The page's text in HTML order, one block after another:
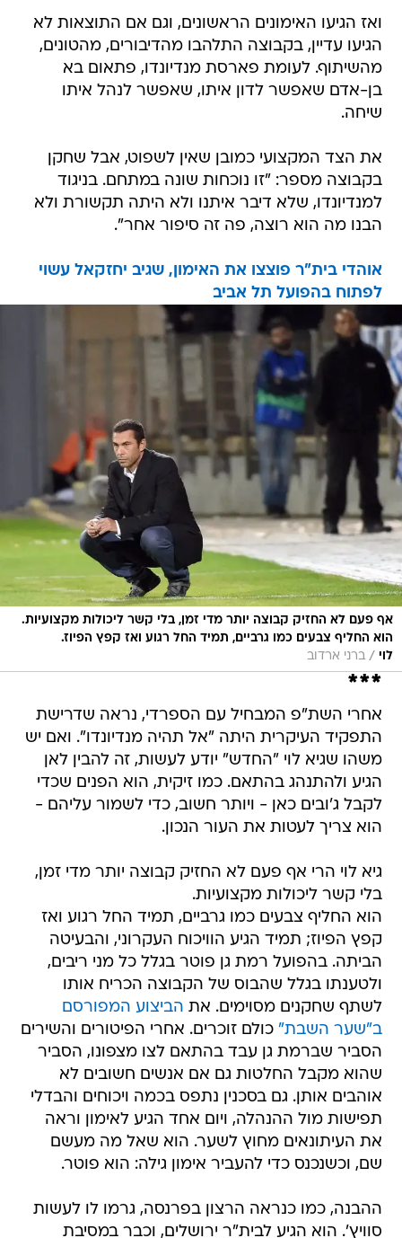
ואז הגיעו האימונים הראשונים, וגם אם התוצאות לא
הגיעו עדיין, בקבוצה התלהבו מהדיבורים, מהטונים,
מהשיתוף. לעומת פארסת מנדיונדו, פתאום בא
בן-אדם שאפשר לדון איתו, שאפשר לנהל איתו
שיחה.
את הצד המקצועי כמובן שאין לשפוט, אבל שחקן
בקבוצה מספר: "זו נוכחות שונה במתחם. בניגוד
למנדיונדו, שלא דיבר איתנו ולא היתה תקשורת ולא
הבנו מה הוא רוצה, פה זה סיפור אחר".
אוהדי בית"ר פוצצו את האימון, שגיב יחזקאל עשוי
לפתוח בהפועל תל אביב
אף פעם לא החזיק קבוצה יותר מדי זמן, בלי קשר ליכולות מקצועיות.
הוא החליף צבעים כמו גרביים, תמיד החל רגוע ואז קפץ הפיוז.
לוי / ברני ארדוב
***
אחרי השת"פ המבחיל עם הספרדי, נראה שדרישת
התפקיד העיקרית היתה "אל תהיה מנדיונדו". ואם יש
משהו שגיא לוי "החדש" יודע לעשות, זה להבין לאן
הגיע ולהתנהג בהתאם. כמו זיקית, הוא הפנים שכדי
לקבל ג'ובים כאן - ויותר חשוב, כדי לשמור עליהם -
הוא צריך לעטות את העור הנכון.
גיא לוי הרי אף פעם לא החזיק קבוצה יותר מדי זמן,
בלי קשר ליכולות מקצועיות.
הוא החליף צבעים כמו גרביים, תמיד החל רגוע ואז
קפץ הפיוז; תמיד הגיע הוויכוח העקרוני, והבעיטה
הביתה. בהפועל רמת גן פוטר בגלל כל מני ריבים,
ולטענתו בגלל שהבוס של הקבוצה הכריח אותו
לשתף שחקנים מסוימים. את הביצוע המפורסם
ב"שער השבת" כולם זוכרים. אחרי הפיטורים והשירים
הסביר שברמת גן עבד בהתאם לצו מצפונו, הסביר
שהוא מקבל החלטות גם אם אנשים חשובים לא
אוהבים אותן. גם בסכנין נתפס בכמה ויכוחים והבדלי
תפישות מול ההנהלה, ויום אחד הגיע לאימון וראה
את העיתונאים מחוץ לשער. הוא שאל מה מעשם
שם, וכשנכנס כדי להעביר אימון גילה: הוא פוטר.
ההבנה, כמו כנראה הרצון בפרנסה, גרמו לו לעשות
סוויץ'. הוא הגיע לבית"ר ירושלים, וכבר במסיבת